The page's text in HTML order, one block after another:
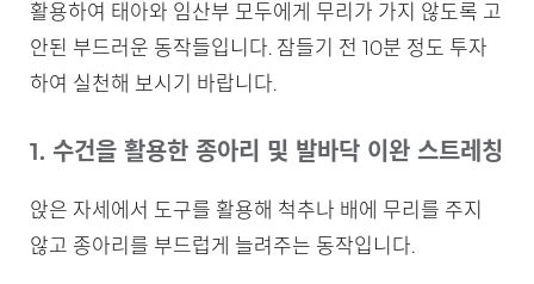
활용하여 태아와 임산부 모두에게 무리가 가지 않도록 고
안된 부드러운 동작들입니다. 잠들기 전 10분 정도 투자
하여 실천해 보시기 바랍니다.
1. 수건을 활용한 종아리 및 발바닥 이완 스트레칭
앉은 자세에서 도구를 활용해 척추나 배에 무리를 주지
않고 종아리를 부드럽게 늘려주는 동작입니다.